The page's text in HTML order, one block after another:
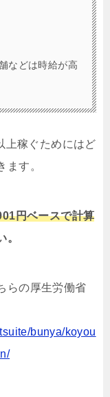
などは時給が高
上稼ぐためにはど
ます。
円ベースで計算
。
らの厚生労働省
bunya/koyou